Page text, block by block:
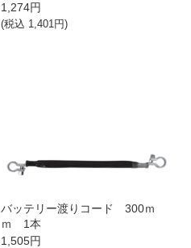
1,274円
(税込 1,401円)
バッテリー渡りコード 300ｍ
ｍ 1本
1,505円